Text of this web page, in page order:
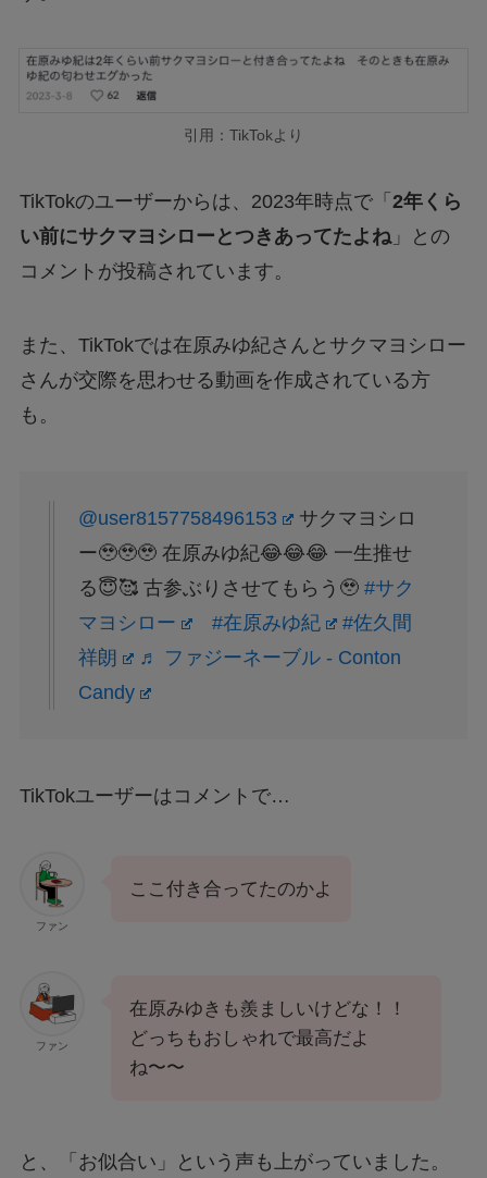
引用：TikTokより
TikTokのユーザーからは、2023年時点で「 2年くら
い前にサクマヨシローとつきあってたよね」との
コメントが投稿されています。
また、TikTokでは在原みゆ紀さんとサクマヨシロー
さんが交際を思わせる動画を作成されている方
も。
@user8157758496153
サクマヨシロ
ー🥹🥹🥹 在原みゆ紀😂😂😂 一生推せ
る😇🥰 古参ぶりさせてもらう🥹 #サク
マヨシロー
#在原みゆ紀
#佐久間
祥朗
♬ ファジーネーブル - Conton
Candy
TikTokユーザーはコメントで…
ファン
ここ付き合ってたのかよ
ファン
在原みゆきも羨ましいけどな！！
どっちもおしゃれで最高だよ
ね〜〜
と、「お似合い」という声も上がっていました。